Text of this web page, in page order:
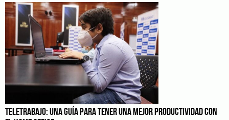
TELETRABAJO: UNA GUÍA PARA TENER UNA MEJOR PRODUCTIVIDAD CON